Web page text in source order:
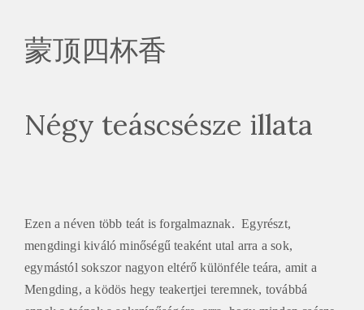
蒙顶四杯香
Négy teáscsésze illata
Ezen a néven több teát is forgalmaznak. Egyrészt,
mengdingi kiváló minőségű teaként utal arra a sok,
egymástól sokszor nagyon eltérő különféle teára, amit a
Mengding, a ködös hegy teakertjei teremnek, továbbá